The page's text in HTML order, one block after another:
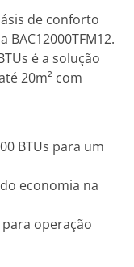
de conforto
é a solução
20m² com
BTUs para um
economia na
operação